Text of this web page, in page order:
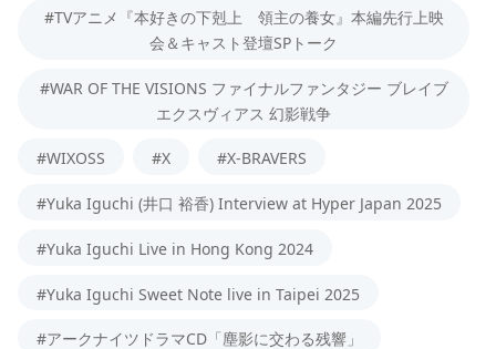
#TVアニメ『本好きの下剋上 領主の養女』本編先行上映
会＆キャスト登壇SPトーク
#WAR OF THE VISIONS ファイナルファンタジー ブレイブ
エクスヴィアス 幻影戦争
#WIXOSS #X #X-BRAVERS
#Yuka Iguchi (井口 裕香) Interview at Hyper Japan 2025
#Yuka Iguchi Live in Hong Kong 2024
#Yuka Iguchi Sweet Note live in Taipei 2025
#アークナイツドラマCD「塵影に交わる残響」